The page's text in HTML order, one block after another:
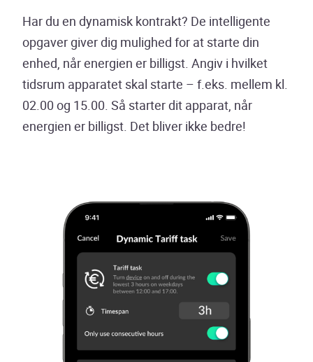
Har du en dynamisk kontrakt? De intelligente
opgaver giver dig mulighed for at starte din
enhed, når energien er billigst. Angiv i hvilket
tidsrum apparatet skal starte – f.eks. mellem kl.
02.00 og 15.00. Så starter dit apparat, når
energien er billigst. Det bliver ikke bedre!